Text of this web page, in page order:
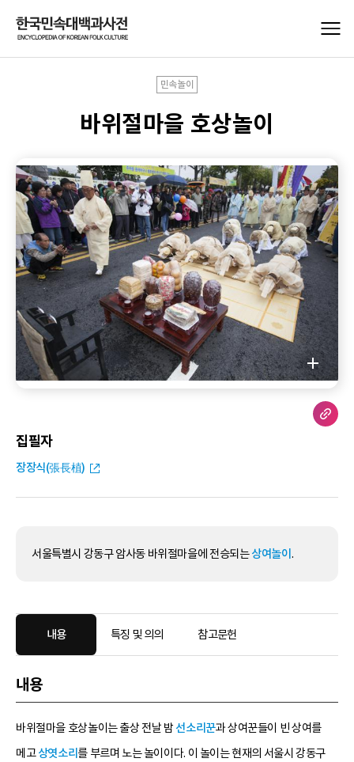
민속놀이
바위절마을 호상놀이
집필자
장장식(張長植)
서울특별시 강동구 암사동 바위절마을에 전승되는상여놀이 .
내용 특징 및 의의 참고문헌
내용
바위절마을 호상놀이는 출상 전날 밤선소리꾼과 상여꾼들이 빈 상여를
메고상엿소리 를 부르며 노는 놀이이다. 이 놀이는 현재의 서울시 강동구